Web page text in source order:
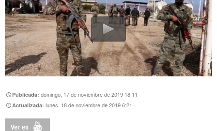
Publicada:domingo, 17 de noviembre de 2019 18:11
Actualizada:lunes, 18 de noviembre de 2019 6:21
Ver en